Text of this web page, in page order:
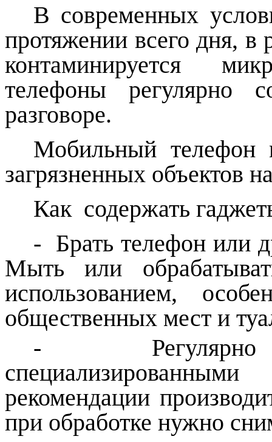
В современных
протяжении всего дня, в
контаминируется
телефоны регулярно
разговоре.
Мобильный
загрязненных объектов
Как содержать
- Брать телефон или
Мыть или
использованием,
общественных мест и
- Регулярно
рекомендации
при обработке нужно